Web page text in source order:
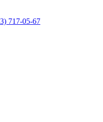
717-05-67